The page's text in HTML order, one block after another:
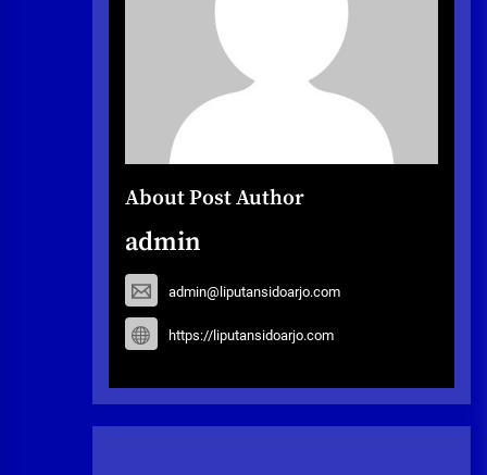
About Post Author
admin
admin@liputansidoarjo.com
https://liputansidoarjo.com